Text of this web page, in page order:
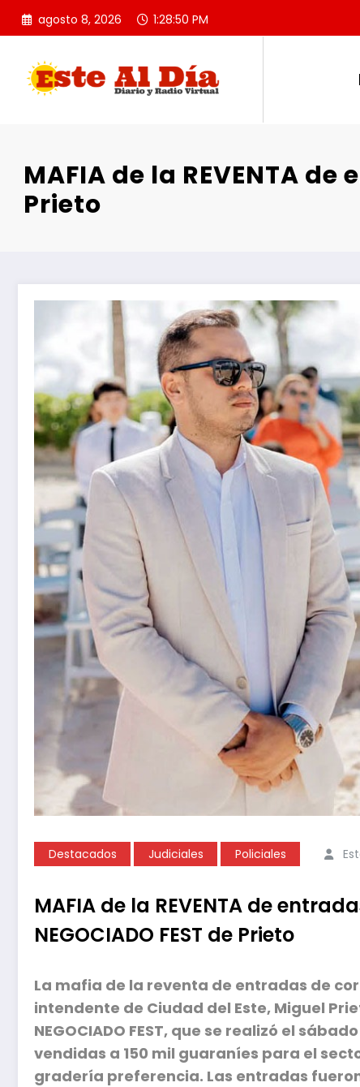
Saltar
agosto 8, 2026 1:28:52 PM
MAFIA de la REVENTA de
Prieto
Destacados Judiciales Policiales
MAFIA de la REVENTA de
NEGOCIADO FEST de Prieto
La mafia de la reventa de entradas de
intendente de Ciudad del Este, Miguel
NEGOCIADO FEST, que se realizó el
vendidas a 150 mil guaraníes para el
gradería preferencia. Las entradas